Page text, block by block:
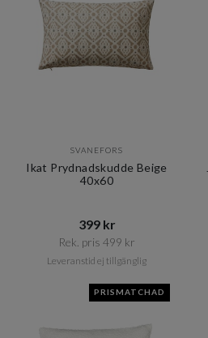
SVANEFORS
Ikat Prydnadskudde Beige
40x60
399 kr​​
Rek. pris 499 kr​​
Leveranstid ej tillgänglig
PRISMATCHAD